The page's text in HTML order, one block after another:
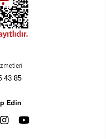
43 85
Edin